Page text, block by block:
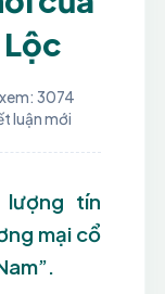
Lộc
3074
luận mới
tín
mại cổ